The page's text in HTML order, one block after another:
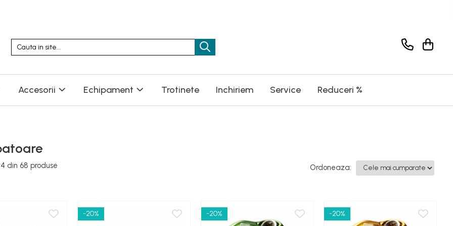
Accesorii Echipament Trotinete Inchiriem Service Reduceri %
din 68 produse Ordoneaza:
-20% -20% -20%